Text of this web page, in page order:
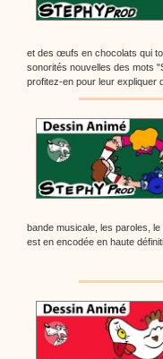
et des œufs en chocolats qui
sonorités nouvelles des mots
profitez-en pour leur expliquer
bande musicale, les paroles,
est en encodée en haute